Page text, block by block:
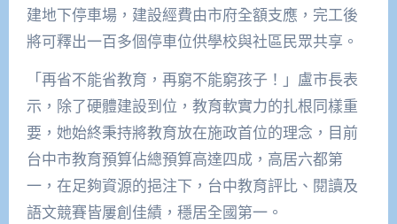
建地下停車場，建設經費由市府全額支應，完工後
將可釋出一百多個停車位供學校與社區民眾共享。
「再省不能省教育，再窮不能窮孩子！」盧市長表
示，除了硬體建設到位，教育軟實力的扎根同樣重
要，她始終秉持將教育放在施政首位的理念，目前
台中市教育預算佔總預算高達四成，高居六都第
一，在足夠資源的挹注下，台中教育評比、閱讀及
語文競賽皆屢創佳績，穩居全國第一。